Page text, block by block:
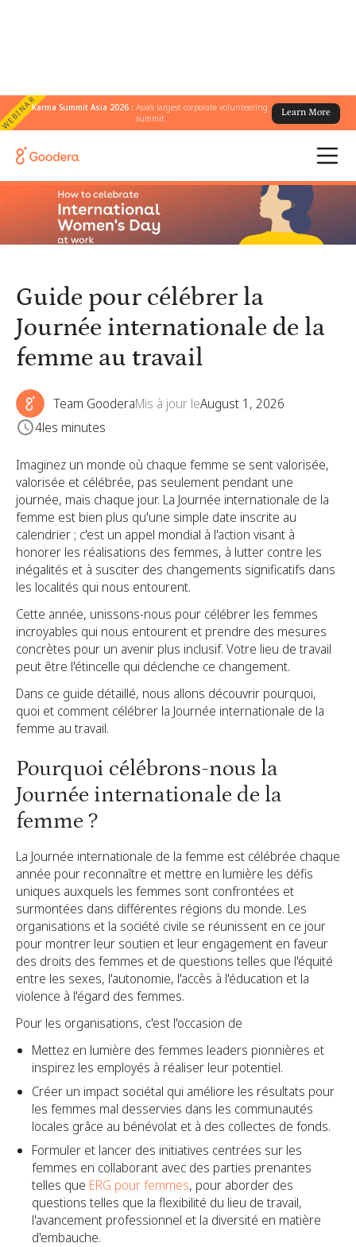
WEBINARKarma Summit Asia 2026 :Asia's largest corporate volunteering
summit
Learn More
← Tous les blogs
travail
Guide pour célébrer la
Journée internationale de la
femme au travail
Team GooderaMis à jour leAugust 1, 2026
4les minutes
Imaginez un monde où chaque femme se sent valorisée,
valorisée et célébrée, pas seulement pendant une
journée, mais chaque jour. La Journée internationale de la
femme est bien plus qu'une simple date inscrite au
calendrier ; c'est un appel mondial à l'action visant à
honorer les réalisations des femmes, à lutter contre les
inégalités et à susciter des changements significatifs dans
les localités qui nous entourent.
Cette année, unissons-nous pour célébrer les femmes
incroyables qui nous entourent et prendre des mesures
concrètes pour un avenir plus inclusif. Votre lieu de travail
peut être l'étincelle qui déclenche ce changement.
Dans ce guide détaillé, nous allons découvrir pourquoi,
quoi et comment célébrer la Journée internationale de la
femme au travail.
Pourquoi célébrons-nous la
Journée internationale de la
femme ?
La Journée internationale de la femme est célébrée chaque
année pour reconnaître et mettre en lumière les défis
uniques auxquels les femmes sont confrontées et
surmontées dans différentes régions du monde. Les
organisations et la société civile se réunissent en ce jour
pour montrer leur soutien et leur engagement en faveur
des droits des femmes et de questions telles que l'équité
entre les sexes, l'autonomie, l'accès à l'éducation et la
violence à l'égard des femmes.
Pour les organisations, c'est l'occasion de
Mettez en lumière des femmes leaders pionnières et
inspirez les employés à réaliser leur potentiel.
Créer un impact sociétal qui améliore les résultats pour
les femmes mal desservies dans les communautés
locales grâce au bénévolat et à des collectes de fonds.
Formuler et lancer des initiatives centrées sur les
femmes en collaborant avec des parties prenantes
telles que ERG pour femmes, pour aborder des
questions telles que la flexibilité du lieu de travail,
l'avancement professionnel et la diversité en matière
d'embauche.